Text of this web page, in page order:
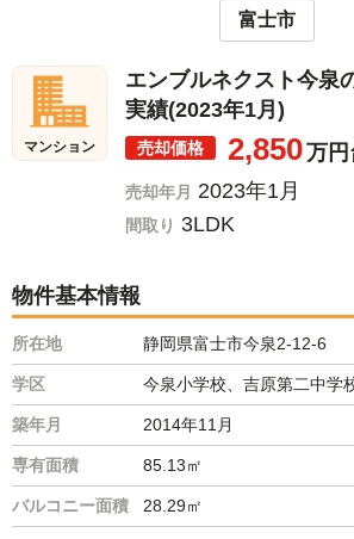
富士市
マンション
エンブルネクスト今泉
実績(2023年1月)
売却価格 2,850万円
売却年月 2023年1月
間取り 3LDK
物件基本情報
所在地 静岡県富士市今泉2-12-6
学区 今泉小学校、吉原第二中学
築年月 2014年11月
専有面積 85.13㎡
バルコニー面積 28.29㎡